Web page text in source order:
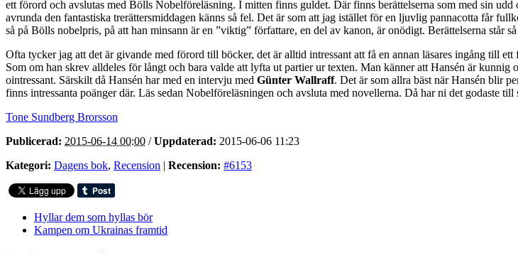
ett förord och avslutas med Bölls Nobelföreläsning. I mitten finns guldet. Där finns berättelserna som med sin
avrunda den fantastiska trerättersmiddagen känns så fel. Det är som att jag istället för en ljuvlig pannacotta får
så på Bölls nobelpris, på att han minsann är en ”viktig” författare, en del av kanon, är onödigt. Berättelserna står
Ofta tycker jag att det är givande med förord till böcker, det är alltid intressant att få en annan läsares ingång till ett
Som om han skrev alldeles för långt och bara valde att lyfta ut partier ur texten. Man känner att Hansén är
ointressant. Särskilt då Hansén har med en intervju med Günter Wallraff. Det är som allra bäst när Hansén blir
finns intressanta poänger där. Läs sedan Nobelföreläsningen och avsluta med novellerna. Då har ni det godaste till
Tone Sundberg Brorsson
Publicerad: 2015-06-14 00:00 /Uppdaterad: 2015-06-06 11:23
Kategori: Dagens bok, Recension | Recension: #6153
Hyllar dem som hyllas bör
Kampen om Ukrainas framtid